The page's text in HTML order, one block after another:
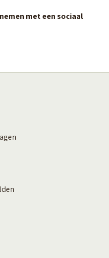
met een sociaal